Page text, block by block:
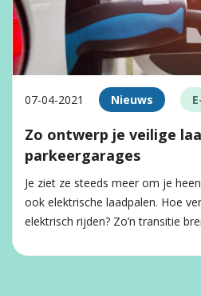
07-04-2021 Nieuws
Zo ontwerp je veilige
parkeergarages
Je ziet ze steeds meer om je
ook elektrische laadpalen. Hoe
elektrisch rijden? Zo’n transitie